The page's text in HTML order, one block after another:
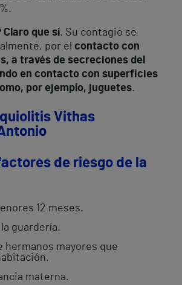
que sí. Su contagio se
por el contacto con
a través de secreciones del
en contacto con superficies
por ejemplo, juguetes.
de riesgo de la
12 meses.
guardería.
hermanos mayores que
materna.